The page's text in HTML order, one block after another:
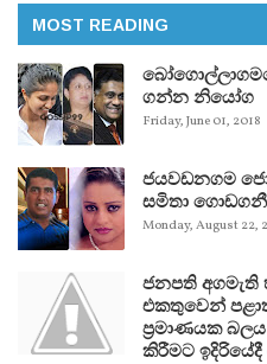
MOST READING
ගන්න නියෝග
Friday, June 01, 2018
ජයවඩනගම
සමිතා ගොඩගනී
Monday, August 22,
ජනපති අගමැති
එකතුවෙන්
ප්‍රමාණයක
කිරීමට